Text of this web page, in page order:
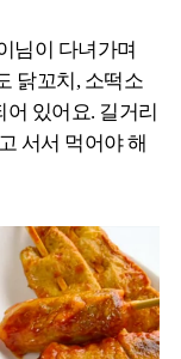
님이 다녀가며
닭꼬치, 소떡소
있어요. 길거리
서서 먹어야 해